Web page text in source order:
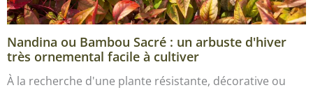
Nandina ou Bambou Sacré : un arbuste d'hiver
très ornemental facile à cultiver
À la recherche d'une plante résistante, décorative ou